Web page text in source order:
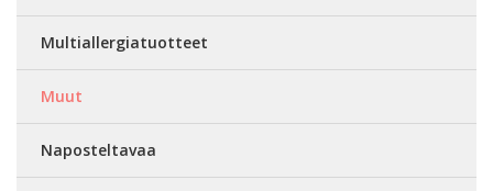
Multiallergiatuotteet
Muut
Naposteltavaa